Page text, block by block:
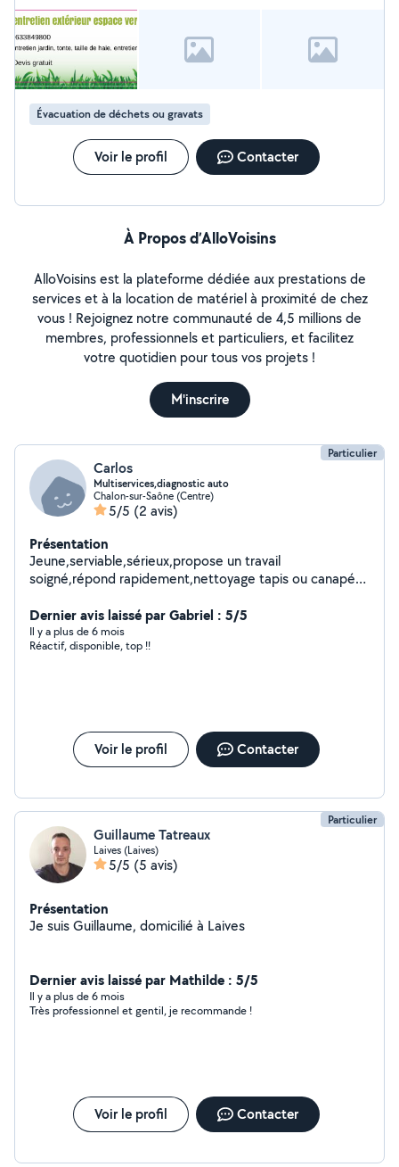
Évacuation de déchets ou gravats
Voir le profil Contacter
À Propos d’AlloVoisins
AlloVoisins est la plateforme dédiée aux prestations de
services et à la location de matériel à proximité de chez
vous ! Rejoignez notre communauté de 4,5 millions de
membres, professionnels et particuliers, et facilitez
votre quotidien pour tous vos projets !
M'inscrire
Particulier
Carlos
Multiservices,diagnostic auto
Chalon-sur-Saône (Centre)
5/5 (2 avis)
Présentation
Jeune,serviable,sérieux,propose un travail
soigné,répond rapidement,nettoyage tapis ou canapé
ou transport de colis
Dernier avis laissé par Gabriel : 5/5
Il y a plus de 6 mois
Réactif, disponible, top !!
Voir le profil Contacter
Particulier
Guillaume Tatreaux
Laives (Laives)
5/5 (5 avis)
Présentation
Je suis Guillaume, domicilié à Laives
Dernier avis laissé par Mathilde : 5/5
Il y a plus de 6 mois
Très professionnel et gentil, je recommande !
Voir le profil Contacter